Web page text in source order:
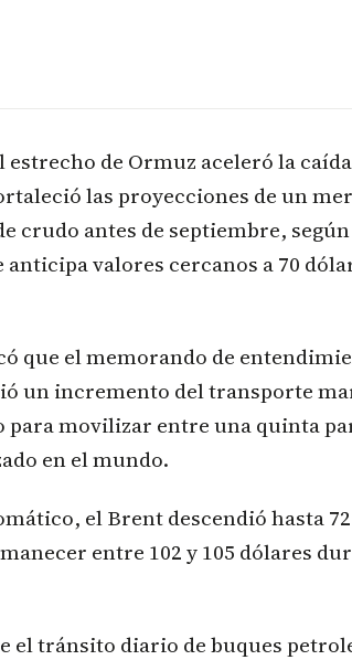
estrecho de Ormuz aceleró la
las proyecciones de un
crudo antes de septiembre,
anticipa valores cercanos a 70
que el memorando de
un incremento del transporte
movilizar entre una quinta
en el mundo.
el Brent descendió hasta
entre 102 y 105 dólares
el tránsito diario de buques